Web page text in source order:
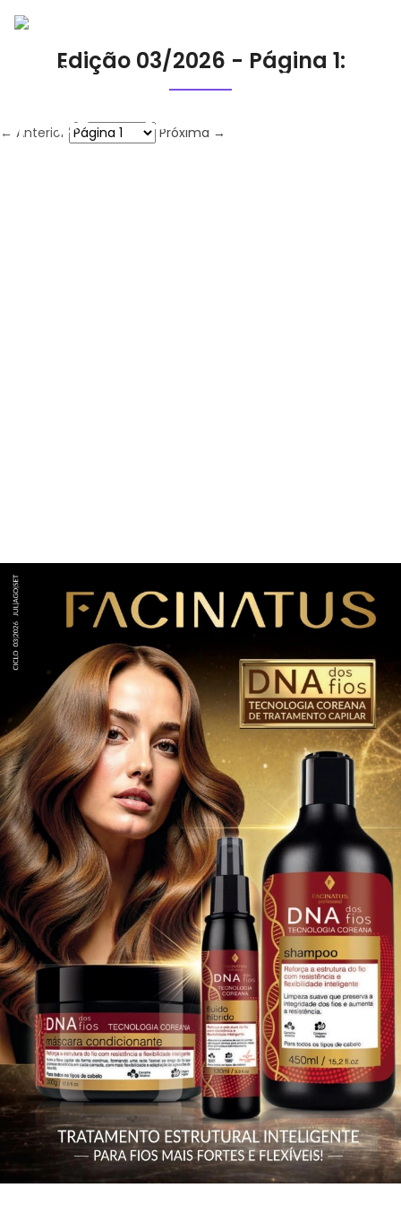
Edição 03/2026 - Página 1:
← Anterior Próxima →